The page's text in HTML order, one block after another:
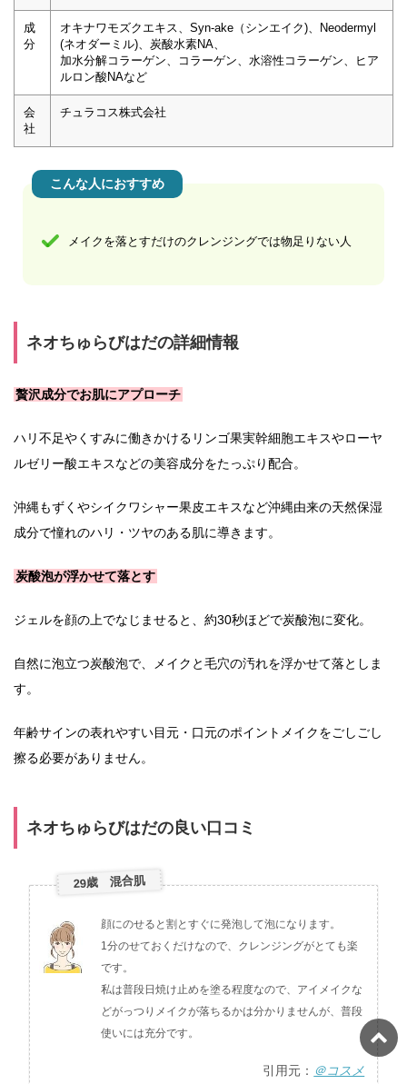
成
分
オキナワモズクエキス、Syn-ake（シンエイク)、Neodermyl
(ネオダーミル)、炭酸水素NA、
加水分解コラーゲン、コラーゲン、水溶性コラーゲン、ヒア
ルロン酸NAなど
会
社
チュラコス株式会社
こんな人におすすめ
メイクを落とすだけのクレンジングでは物足りない人
ネオちゅらびはだの詳細情報
贅沢成分でお肌にアプローチ
ハリ不足やくすみに働きかけるリンゴ果実幹細胞エキスやローヤ
ルゼリー酸エキスなどの美容成分をたっぷり配合。
沖縄もずくやシイクワシャー果皮エキスなど沖縄由来の天然保湿
成分で憧れのハリ・ツヤのある肌に導きます。
炭酸泡が浮かせて落とす
ジェルを顔の上でなじませると、約30秒ほどで炭酸泡に変化。
自然に泡立つ炭酸泡で、メイクと毛穴の汚れを浮かせて落としま
す。
年齢サインの表れやすい目元・口元のポイントメイクをごしごし
擦る必要がありません。
ネオちゅらびはだの良い口コミ
29歳 混合肌
顔にのせると割とすぐに発泡して泡になります。
1分のせておくだけなので、クレンジングがとても楽
です。
私は普段日焼け止めを塗る程度なので、アイメイクな
どがっつりメイクが落ちるかは分かりませんが、普段
使いには充分です。
引用元： ＠コスメ